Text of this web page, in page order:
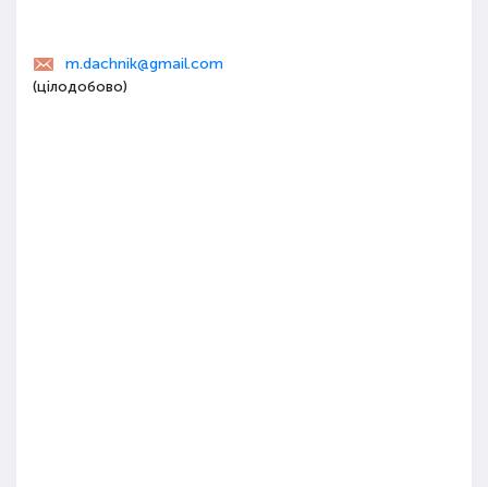
m.dachnik@gmail.com
(цілодобово)